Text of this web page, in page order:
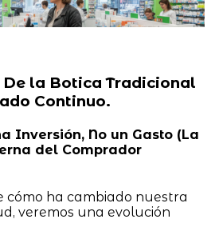
la Botica Tradicional
Continuo.
Inversión, No un Gasto (La
del Comprador
cómo ha cambiado nuestra
veremos una evolución